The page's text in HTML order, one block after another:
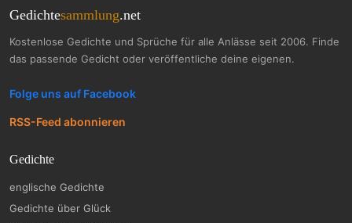
Gedichtesammlung.net
Kostenlose Gedichte und Sprüche für alle Anlässe seit 2006. Finde
das passende Gedicht oder veröffentliche deine eigenen.
Folge uns auf Facebook
RSS-Feed abonnieren
Gedichte
englische Gedichte
Gedichte über Glück